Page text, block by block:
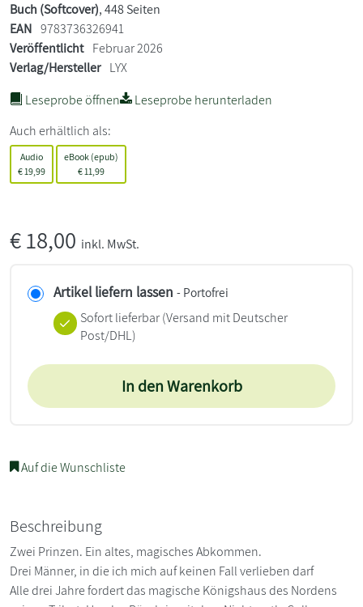
Buch (Softcover), 448 Seiten
EAN 9783736326941
Veröffentlicht Februar 2026
Verlag/Hersteller LYX
Leseprobe öffnen
Leseprobe herunterladen
Auch erhältlich als:
Audio
€19,99
eBook (epub)
€11,99
€18,00 inkl. MwSt.
Artikel liefern lassen - Portofrei
Sofort lieferbar(Versand mit Deutscher
Post/DHL)
In den Warenkorb
Auf die Wunschliste
Beschreibung
Zwei Prinzen. Ein altes, magisches Abkommen.
Drei Männer, in die ich mich auf keinen Fall verlieben darf
Alle drei Jahre fordert das magische Königshaus des Nordens